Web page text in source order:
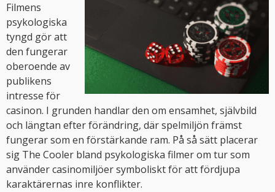
Filmens
psykologiska
tyngd gör att
den fungerar
oberoende av
publikens
intresse för
casinon. I grunden handlar den om ensamhet, självbild
och längtan efter förändring, där spelmiljön främst
fungerar som en förstärkande ram. På så sätt placerar
sig The Cooler bland psykologiska filmer om tur som
använder casinomiljöer symboliskt för att fördjupa
karaktärernas inre konflikter.